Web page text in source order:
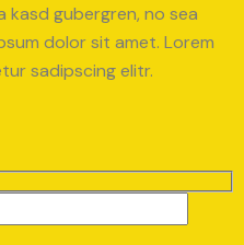
gubergren, no sea
dolor sit amet. Lorem
sadipscing elitr.